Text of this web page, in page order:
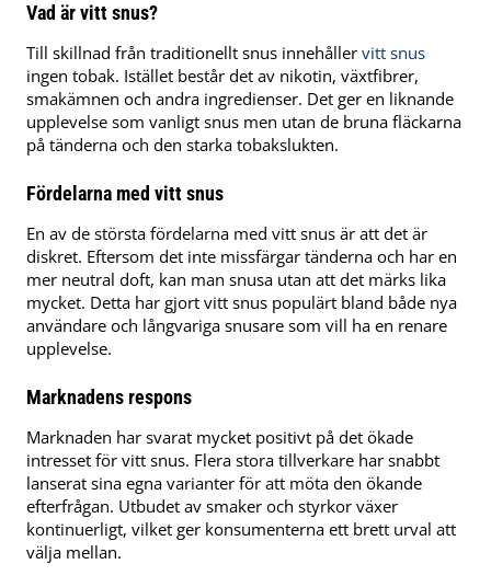
Vad är vitt snus?
Till skillnad från traditionellt snus innehåller vitt snus
ingen tobak. Istället består det av nikotin, växtfibrer,
smakämnen och andra ingredienser. Det ger en liknande
upplevelse som vanligt snus men utan de bruna fläckarna
på tänderna och den starka tobakslukten.
Fördelarna med vitt snus
En av de största fördelarna med vitt snus är att det är
diskret. Eftersom det inte missfärgar tänderna och har en
mer neutral doft, kan man snusa utan att det märks lika
mycket. Detta har gjort vitt snus populärt bland både nya
användare och långvariga snusare som vill ha en renare
upplevelse.
Marknadens respons
Marknaden har svarat mycket positivt på det ökade
intresset för vitt snus. Flera stora tillverkare har snabbt
lanserat sina egna varianter för att möta den ökande
efterfrågan. Utbudet av smaker och styrkor växer
kontinuerligt, vilket ger konsumenterna ett brett urval att
välja mellan.